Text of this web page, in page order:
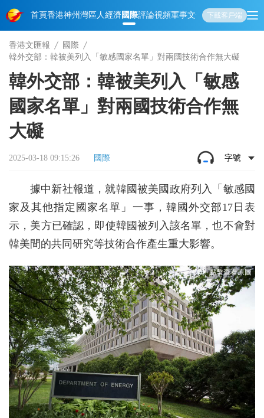
首頁香港神州 灣區人經濟國際評論視頻軍事文化 娛樂生活教育體
下載客戶端
香港文匯報
國際
韓外交部：韓被美列入「敏感國家名單」對兩國技術合作無大礙
韓外交部：韓被美列入「敏感
國家名單」對兩國技術合作無
大礙
2025-03-18 09:15:26 國際 字號
據中新社報道，就韓國被美國政府列入「敏感國
家及其他指定國家名單」一事，韓國外交部17日表
示，美方已確認，即使韓國被列入該名單，也不會對
韓美間的共同研究等技術合作產生重大影響。